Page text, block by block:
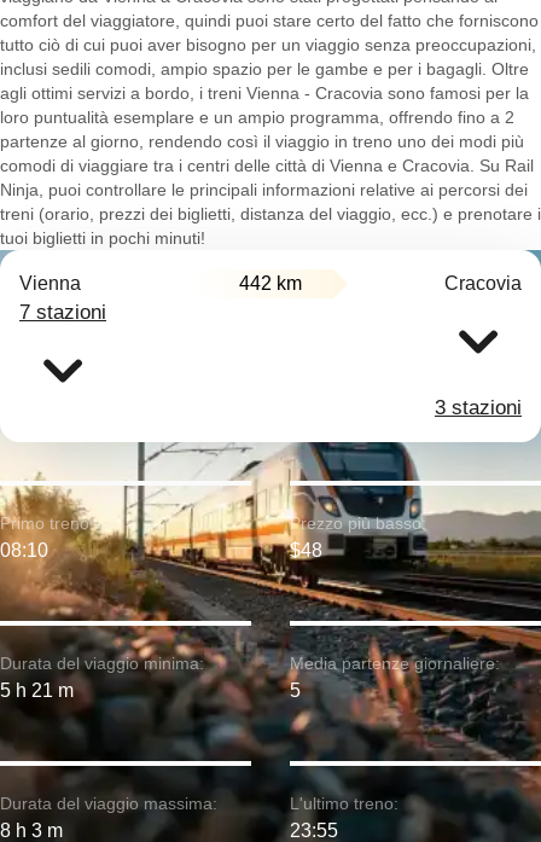
comfort del viaggiatore, quindi puoi stare certo del fatto che forniscono
tutto ciò di cui puoi aver bisogno per un viaggio senza preoccupazioni,
inclusi sedili comodi, ampio spazio per le gambe e per i bagagli. Oltre
agli ottimi servizi a bordo, i treni Vienna - Cracovia sono famosi per la
loro puntualità esemplare e un ampio programma, offrendo fino a 2
partenze al giorno, rendendo così il viaggio in treno uno dei modi più
comodi di viaggiare tra i centri delle città di Vienna e Cracovia. Su Rail
Ninja, puoi controllare le principali informazioni relative ai percorsi dei
treni (orario, prezzi dei biglietti, distanza del viaggio, ecc.) e prenotare i
tuoi biglietti in pochi minuti!
Vienna 442 km Cracovia
7 stazioni
3 stazioni
Durata del viaggio minima:
5 h 21 m
Primo treno:
08:10
Durata del viaggio massima:
8 h 3 m
Prezzo più basso:
$48
Media partenze giornaliere:
5
L'ultimo treno:
23:55